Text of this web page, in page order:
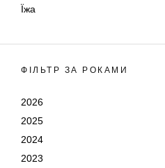
Їжа
ФІЛЬТР ЗА РОКАМИ
2026
2025
2024
2023